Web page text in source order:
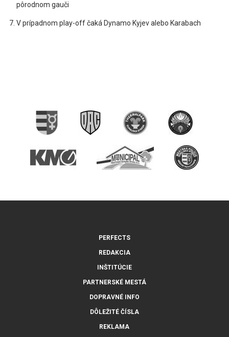
pôrodnom gauči
V prípadnom play-off čaká Dynamo Kyjev alebo Karabach
PERFECTS
REDAKCIA
INŠTITÚCIE
PARTNERSKÉ MESTÁ
DOPRAVNÉ INFO
DÔLEŽITÉ ČÍSLA
REKLAMA